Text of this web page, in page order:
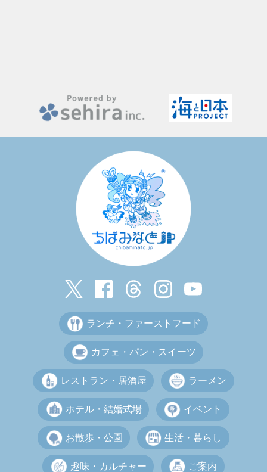
ランチ・ファーストフード
カフェ・パン・スイーツ
レストラン・居酒屋 ラーメン
ホテル・結婚式場 イベント
お散歩・公園 生活・暮らし
趣味・カルチャー ご案内